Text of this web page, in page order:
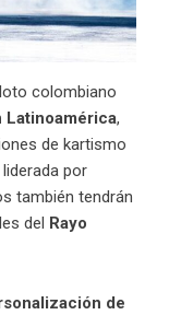
colombiano
,
de kartismo
liderada por
también tendrán
del Rayo
de